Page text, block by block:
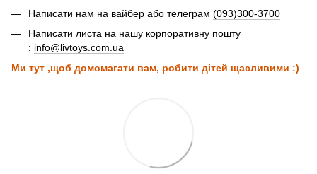
Написати нам на вайбер або телеграм (093)300-3700
Написати листа на нашу корпоративну пошту
: info@livtoys.com.ua
Ми тут ,щоб домомагати вам, робити дітей щасливими :)